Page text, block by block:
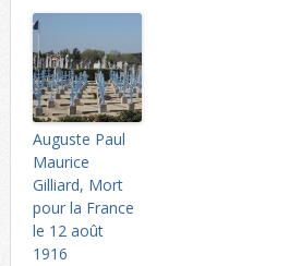
Auguste Paul
Maurice
Gilliard, Mort
pour la France
le 12 août
1916